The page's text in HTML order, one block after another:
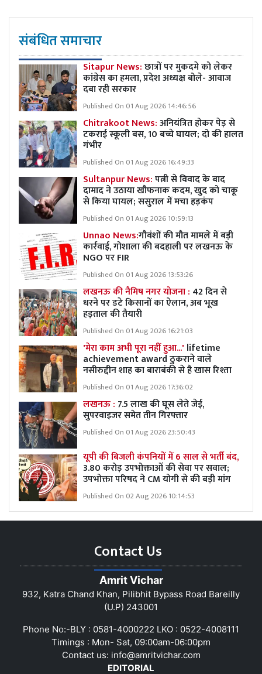
संबंधित समाचार
Sitapur News:छात्रों पर मुकदमे को लेकर
कांग्रेस का हमला, प्रदेश अध्यक्ष बोले- आवाज
दबा रही सरकार
Published On 01 Aug 2026 14:46:56
Chitrakoot News:अनियंत्रित होकर पेड़ से
टकराई स्कूली बस, 10 बच्चे घायल; दो की हालत
गंभीर
Published On 01 Aug 2026 16:49:33
Sultanpur News:पत्नी से विवाद के बाद
दामाद ने उठाया खौफनाक कदम, खुद को चाकू
से किया घायल; ससुराल में मचा हड़कंप
Published On 01 Aug 2026 10:59:13
Unnao News:गौवंशों की मौत मामले में बड़ी
कार्रवाई, गोशाला की बदहाली पर लखनऊ के
NGO पर FIR
Published On 01 Aug 2026 13:53:26
लखनऊ की नैमिष नगर योजना : 42 दिन से
धरने पर डटे किसानों का ऐलान, अब भूख
हड़ताल की तैयारी
Published On 01 Aug 2026 16:21:03
'मेरा काम अभी पूरा नहीं हुआ...' lifetime
achievement award ठुकराने वाले
नसीरुद्दीन शाह का बाराबंकी से है खास रिश्ता
Published On 01 Aug 2026 17:36:02
लखनऊ : 7.5 लाख की घूस लेते जेई,
सुपरवाइजर समेत तीन गिरफ्तार
Published On 01 Aug 2026 23:50:43
यूपी की बिजली कंपनियों में 6 साल से भर्ती बंद,
3.80 करोड़ उपभोक्ताओं की सेवा पर सवाल;
उपभोक्ता परिषद ने CM योगी से की बड़ी मांग
Published On 02 Aug 2026 10:14:53
Contact Us
Amrit Vichar
932, Katra Chand Khan, Pilibhit Bypass Road Bareilly
(U.P) 243001
Phone No:-BLY : 0581-4000222 LKO : 0522-4008111
Timings : Mon- Sat, 09:00am-06:00pm
Contact us: info@amritvichar.com
EDITORIAL